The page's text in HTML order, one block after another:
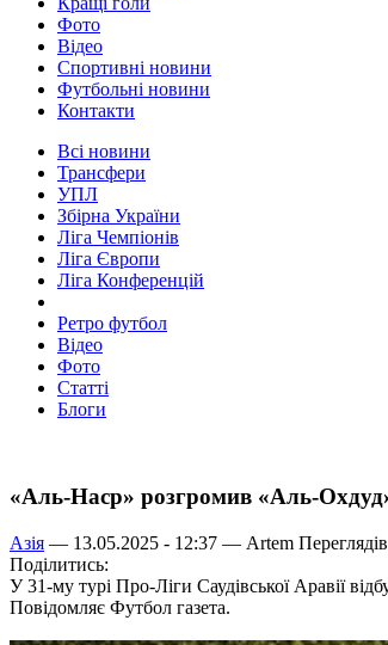
Фото
Відео
Спортивні новини
Футбольні новини
Контакти
Всі новини
Трансфери
УПЛ
Збірна України
Ліга Чемпіонів
Ліга Європи
Ліга Конференцій
Ретро футбол
Відео
Фото
Статті
Блоги
«Аль-Наср» розгромив «Аль-
Азія — 13.05.2025 - 12:37 — Artem
Поділитись:
У 31-му турі Про-Ліги Саудівської Аравії
Повідомляє Футбол газета.